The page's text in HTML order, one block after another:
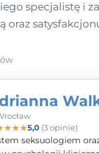
specjalistę i
oraz
★★★5,0(3 opinie)
seksuologiem